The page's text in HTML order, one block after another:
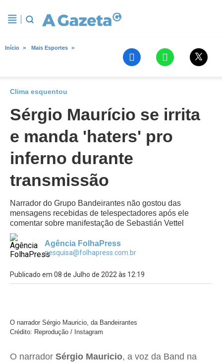
Início Mais Esportes
Clima esquentou
Sérgio Maurício se irrita
e manda 'haters' pro
inferno durante
transmissão
Narrador do Grupo Bandeirantes não gostou das
mensagens recebidas de telespectadores após ele
comentar sobre manifestação de Sebastián Vettel
Agência FolhaPress
pesquisa@folhapress.com.br
Publicado em 08 de Julho de 2022 às 12:19
O narrador Sérgio Mauricio, da Bandeirantes
Crédito: Reprodução / Instagram
O narrador Sérgio Mauricio, a voz da Band na